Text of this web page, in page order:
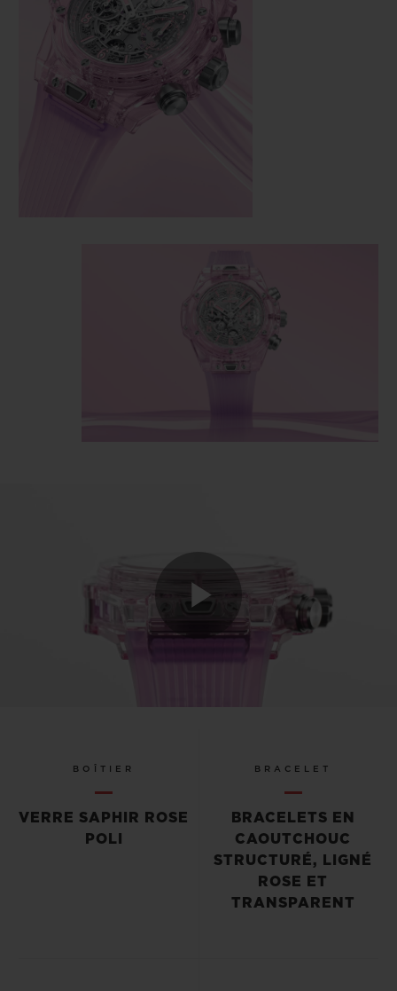
Play
BOÎTIER
VERRE SAPHIR ROSE
POLI
BRACELET
BRACELETS EN
CAOUTCHOUC
STRUCTURÉ, LIGNÉ
ROSE ET
TRANSPARENT